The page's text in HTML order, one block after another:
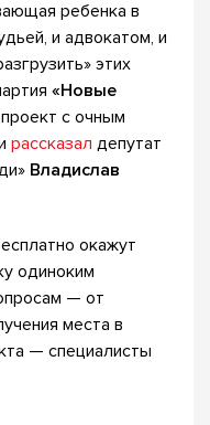
ребенка в
и адвокатом, и
этих
«Новые
с очным
рассказал депутат
Владислав
окажут
одиноким
— от
места в
— специалисты